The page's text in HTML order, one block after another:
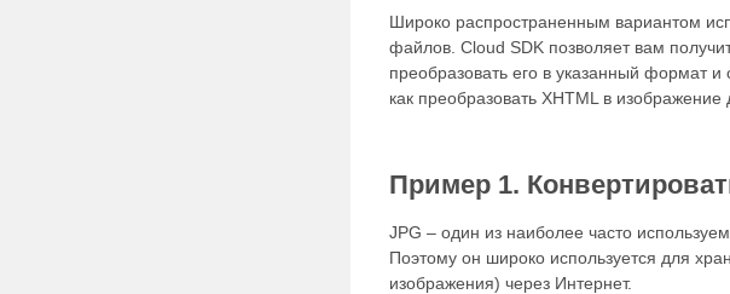
Широко распространенным вариантом
файлов. Cloud SDK позволяет вам
преобразовать его в указанный формат
как преобразовать XHTML в
Пример 1.
JPG – один из наиболее часто
Поэтому он широко используется для
изображения) через Интернет.